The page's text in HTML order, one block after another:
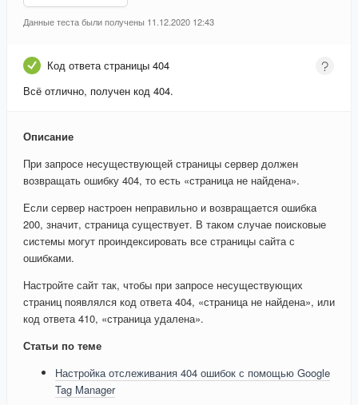
Данные теста были получены 11.12.2020 12:43
Код ответа страницы 404
Всё отлично, получен код 404.
Описание
При запросе несуществующей страницы сервер должен
возвращать ошибку 404, то есть «страница не найдена».
Если сервер настроен неправильно и возвращается ошибка
200, значит, страница существует. В таком случае поисковые
системы могут проиндексировать все страницы сайта с
ошибками.
Настройте сайт так, чтобы при запросе несуществующих
страниц появлялся код ответа 404, «страница не найдена», или
код ответа 410, «страница удалена».
Статьи по теме
Настройка отслеживания 404 ошибок с помощью Google
Tag Manager